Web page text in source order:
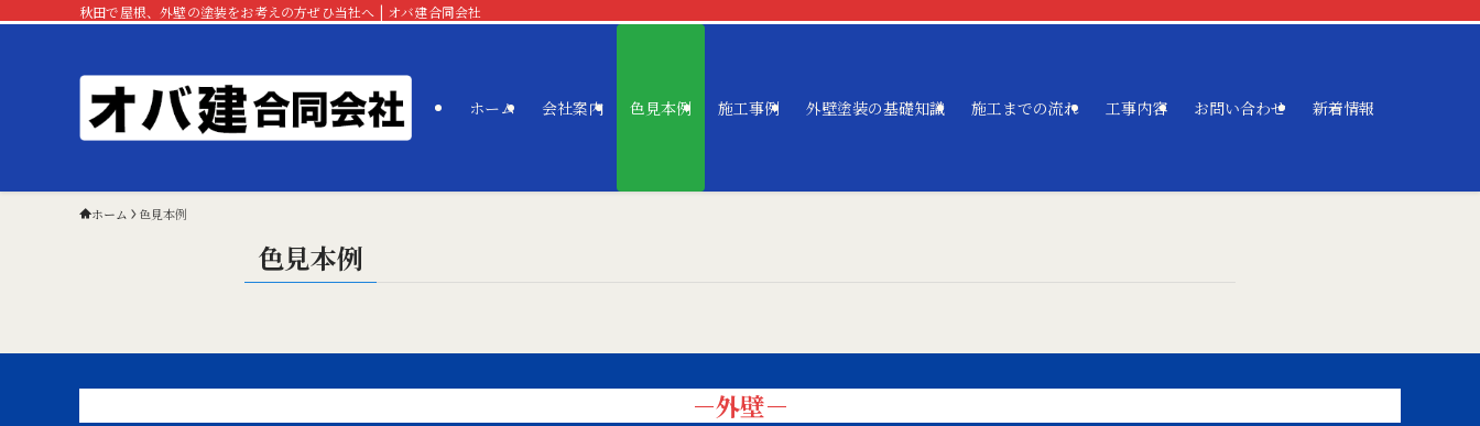
秋田で屋根、外壁の塗装をお考えの方ぜひ当社へ | オバ建合同会社
ホーム 会社案内 色見本例 施工事例 外壁塗装の基礎知識 施工までの流れ 工事内容 お問い合わせ 新着情報
ホーム 色見本例
色見本例
－外壁－